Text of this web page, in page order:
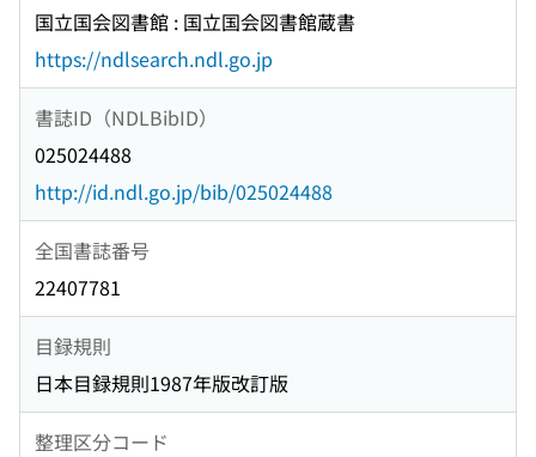
国立国会図書館 : 国立国会図書館蔵書
https://ndlsearch.ndl.go.jp
書誌ID（NDLBibID）
025024488
http://id.ndl.go.jp/bib/025024488
全国書誌番号
22407781
目録規則
日本目録規則1987年版改訂版
整理区分コード